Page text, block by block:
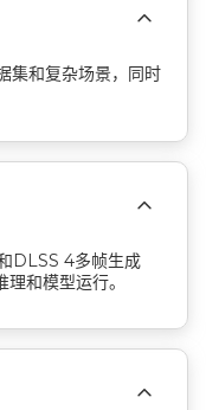

集和复杂场景，同时

DLSS 4多帧生成
和模型运行。
